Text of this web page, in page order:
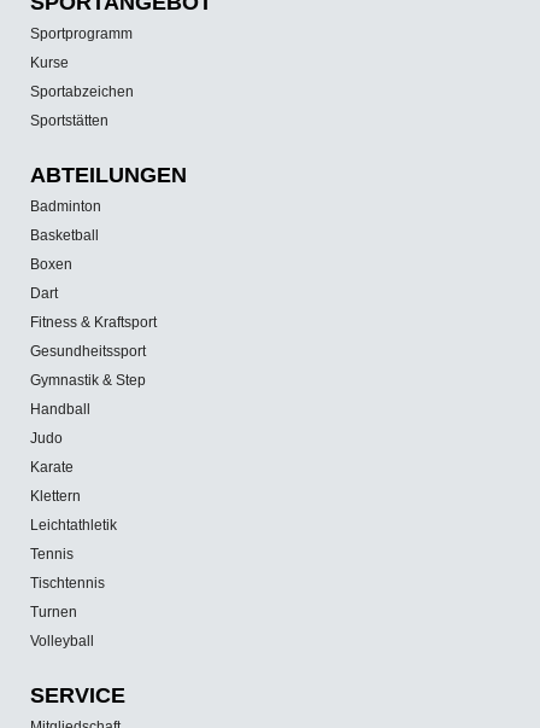
Sportprogramm
Kurse
Sportabzeichen
Sportstätten
ABTEILUNGEN
Badminton
Basketball
Boxen
Dart
Fitness & Kraftsport
Gesundheitssport
Gymnastik & Step
Handball
Judo
Karate
Klettern
Leichtathletik
Tennis
Tischtennis
Turnen
Volleyball
SERVICE